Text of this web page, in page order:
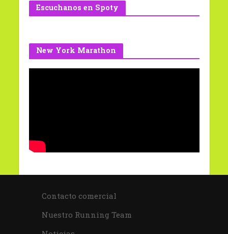
Escuchanos en Spoty
New York Marathon
Contacto comercial
Nuestro Running Team